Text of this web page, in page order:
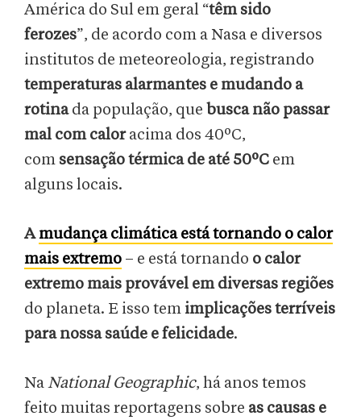
América do Sul em geral “têm sido
ferozes”, de acordo com a Nasa e diversos
institutos de meteoreologia, registrando
temperaturas alarmantes e mudando a
rotinada população, que busca não passar
mal com caloracima dos 40ºC,
com sensação térmica de até 50ºC em
alguns locais.
Amudança climática está tornando o calor
mais extremo – e está tornando o calor
extremo mais provável em diversas regiões
do planeta. E isso tem implicações terríveis
para nossa saúde e felicidade.
NaNational Geographic, há anos temos
feito muitas reportagens sobre as causas e